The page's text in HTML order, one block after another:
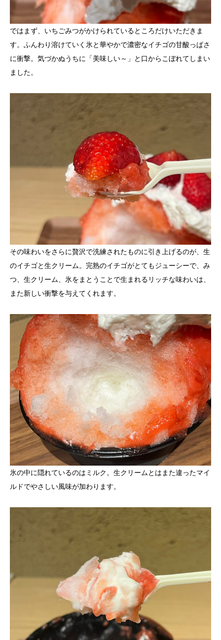
ではまず、いちごみつがかけられているところだけいただきま
す。ふんわり溶けていく氷と華やかで濃密なイチゴの甘酸っぱさ
に衝撃。気づかぬうちに「美味しい～」と口からこぼれてしまい
ました。
その味わいをさらに贅沢で洗練されたものに引き上げるのが、生
のイチゴと生クリーム。完熟のイチゴがとてもジューシーで、み
つ、生クリーム、氷をまとうことで生まれるリッチな味わいは、
また新しい衝撃を与えてくれます。
氷の中に隠れているのはミルク。生クリームとはまた違ったマイ
ルドでやさしい風味が加わります。